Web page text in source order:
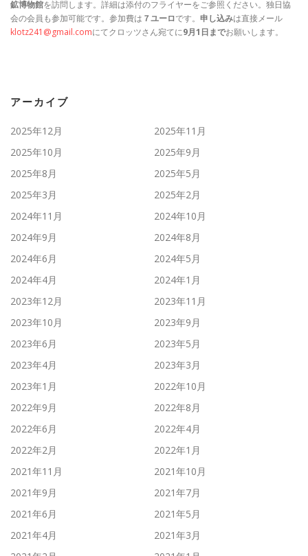
鉱博物館を訪問します。詳細は添付のフライヤーをご参照ください。独日協
会の会員も参加可能です。参加費は ７ユーロです。 申し込みは直接メール
klotz241@gmail.comにてクロッツさん宛てに9月1日までお願いします。
アーカイブ
2025年12月
2025年11月
2025年10月
2025年9月
2025年8月
2025年5月
2025年3月
2025年2月
2024年11月
2024年10月
2024年9月
2024年8月
2024年6月
2024年5月
2024年4月
2024年1月
2023年12月
2023年11月
2023年10月
2023年9月
2023年6月
2023年5月
2023年4月
2023年3月
2023年1月
2022年10月
2022年9月
2022年8月
2022年6月
2022年4月
2022年2月
2022年1月
2021年11月
2021年10月
2021年9月
2021年7月
2021年6月
2021年5月
2021年4月
2021年3月